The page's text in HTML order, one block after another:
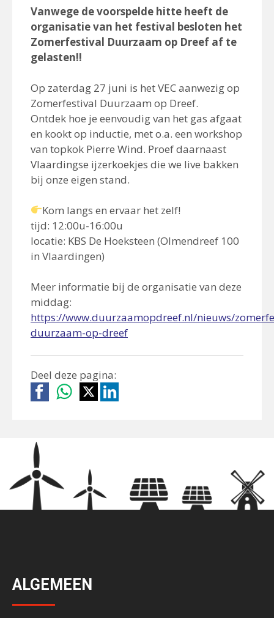
Vanwege de voorspelde hitte heeft de
organisatie van het festival besloten het
Zomerfestival Duurzaam op Dreef af te
gelasten!!
Op zaterdag 27 juni is het VEC aanwezig op
Zomerfestival Duurzaam op Dreef.
Ontdek hoe je eenvoudig van het gas afgaat
en kookt op inductie, met o.a. een workshop
van topkok Pierre Wind. Proef daarnaast
Vlaardingse ijzerkoekjes die we live bakken
bij onze eigen stand.
Kom langs en ervaar het zelf!
tijd: 12:00u-16:00u
locatie: KBS De Hoeksteen (Olmendreef 100
in Vlaardingen)
Meer informatie bij de organisatie van deze
middag:
https://www.duurzaamopdreef.nl/nieuws/
duurzaam-op-dreef
Deel deze pagina:
ALGEMEEN